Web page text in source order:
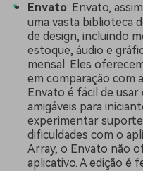
Envato: Envato,
uma vasta biblioteca
de design, incluindo
estoque, áudio e
mensal. Eles
em comparação com
Envato é fácil de usar
amigáveis para
experimentar
dificuldades com o
Array, o Envato não
aplicativo. A edição é